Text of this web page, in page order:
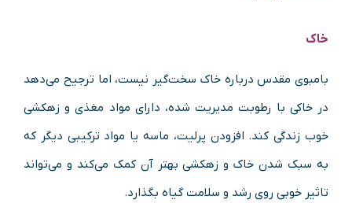
خاک
بامبوی مقدس درباره خاک سخت‌گیر نیست، اما ترجیح می‌دهد
در خاکی با رطوبت مدیریت شده، دارای مواد مغذی و زهکشی
خوب زندگی کند. افزودن پرلیت، ماسه یا مواد ترکیبی دیگر که
به سبک شدن خاک و زهکشی بهتر آن کمک می‌کند و می‌تواند
تاثیر خوبی روی رشد و سلامت گیاه بگذارد.